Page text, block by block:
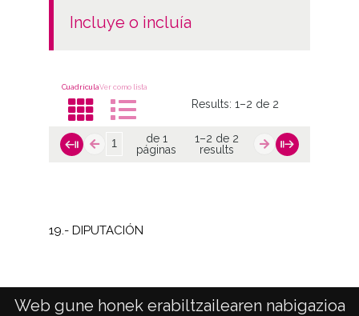
Web gune honek erabiltzailearen nabigazioa
incluye o incluía
CuadrículaVer como lista
Results:1–2 de 2
de 1
páginas
1–2 de 2
results
19.- DIPUTACIÓN